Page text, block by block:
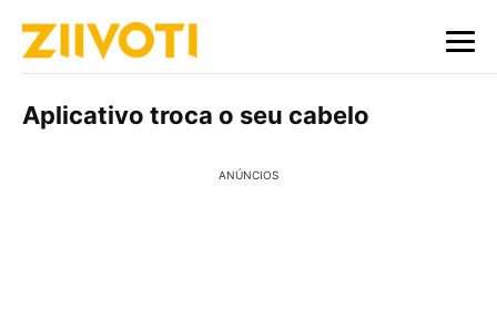
Aplicativo troca o seu cabelo
ANÚNCIOS